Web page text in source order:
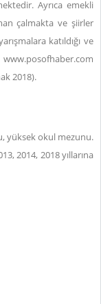
Ayrıca emekli
çalmakta ve şiirler
katıldığı ve
2018).
yüksek okul mezunu.
2014, 2018 yıllarına